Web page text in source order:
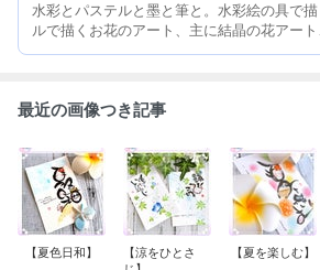
水彩とパステルと墨と筆と。水彩絵の具で
ルで描くお花のアート、主に結晶の花アート
最近の画像つき記事
【夏色日和】
【涼をひとさ
【夏を楽しむ】